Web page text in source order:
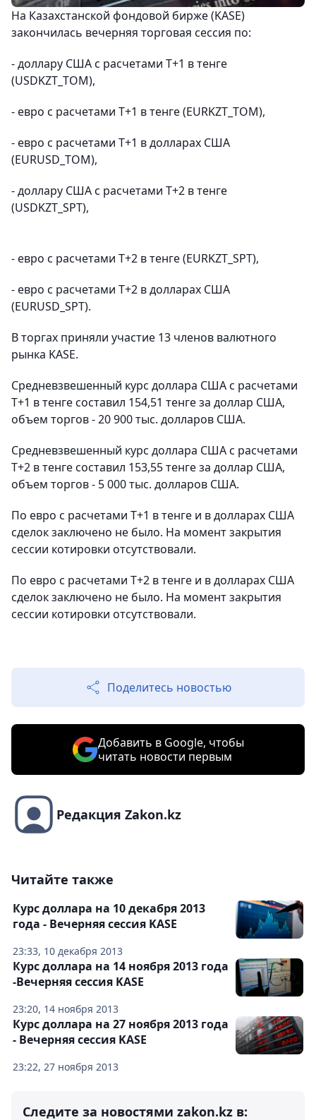
На Казахстанской фондовой бирже (KASE)
закончилась вечерняя торговая сессия по:
- доллару США с расчетами Т+1 в тенге
(USDKZT_TOM),
- евро с расчетами Т+1 в тенге (EURKZT_TOM),
- евро с расчетами Т+1 в долларах США
(EURUSD_TOM),
- доллару США с расчетами Т+2 в тенге
(USDKZT_SPT),
- евро с расчетами Т+2 в тенге (EURKZT_SPT),
- евро с расчетами Т+2 в долларах США
(EURUSD_SPT).
В торгах приняли участие 13 членов валютного
рынка KASE.
Средневзвешенный курс доллара США с расчетами
T+1 в тенге составил 154,51 тенге за доллар США,
объем торгов - 20 900 тыс. долларов США.
Средневзвешенный курс доллара США с расчетами
T+2 в тенге составил 153,55 тенге за доллар США,
объем торгов - 5 000 тыс. долларов США.
По евро с расчетами T+1 в тенге и в долларах США
сделок заключено не было. На момент закрытия
сессии котировки отсутствовали.
По евро с расчетами Т+2 в тенге и в долларах США
сделок заключено не было. На момент закрытия
сессии котировки отсутствовали.
Поделитесь новостью
Добавить в Google, чтобы
читать новости первым
Редакция Zakon.kz
Читайте также
23:33, 10 декабря 2013
Курс доллара на 10 декабря 2013
года - Вечерняя сессия KASE
23:20, 14 ноября 2013
Курс доллара на 14 ноября 2013 года
-Вечерняя сессия KASE
23:22, 27 ноября 2013
Курс доллара на 27 ноября 2013 года
- Вечерняя сессия KASE
Следите за новостями zakon.kz в: